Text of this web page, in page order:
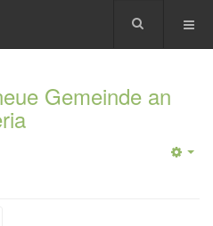
Gemeinde an